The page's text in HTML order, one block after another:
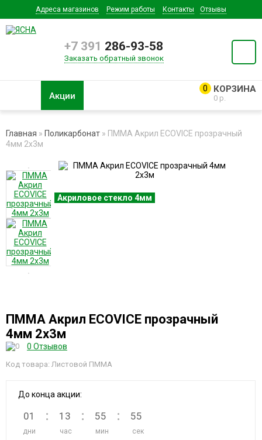
Адреса магазинов Режим работы Контакты Отзывы
+7 391 286-93-58
Заказать обратный звонок
0
0 р.
Акции
Главная » Поликарбонат » ПММА Акрил ECOVICE прозрачный
4мм 2х3м
Акриловое стекло 4мм
ПММА Акрил ECOVICE прозрачный
4мм 2х3м
0 Отзывов
Код товара: Листовой ПММА
До конца акции:
01 : 13 : 55 : 55
дни час мин сек